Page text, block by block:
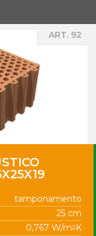
ART. 92
tamponamento
25 cm
0,767 W/m2 K